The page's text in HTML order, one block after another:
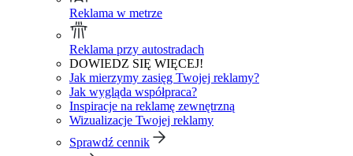
Reklama w metrze
Reklama przy autostradach
DOWIEDZ SIĘ WIĘCEJ!
Jak mierzymy zasięg Twojej reklamy?
Jak wygląda współpraca?
Inspiracje na reklamę zewnętrzną
Wizualizacje Twojej reklamy
Sprawdź cennik